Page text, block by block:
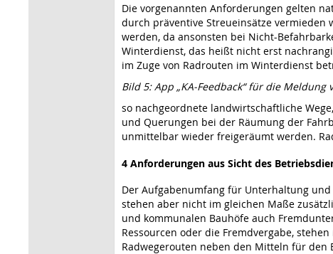
Die vorgenannten Anforderungen gelten
durch präventive Streueinsätze vermieden
werden, da ansonsten bei Nicht-
Winterdienst, das heißt nicht erst
im Zuge von Radrouten im Winterdienst
Bild 5: App „KA-Feedback“ für die
so nachgeordnete landwirtschaftliche
und Querungen bei der Räumung der
unmittelbar wieder freigeräumt werden.
4 Anforderungen aus Sicht des
Der Aufgabenumfang für Unterhaltung
stehen aber nicht im gleichen Maße
und kommunalen Bauhöfe auch
Ressourcen oder die Fremdvergabe,
Radwegerouten neben den Mitteln für